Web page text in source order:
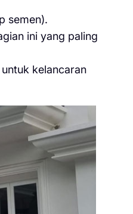
semen).
ini yang paling
kelancaran